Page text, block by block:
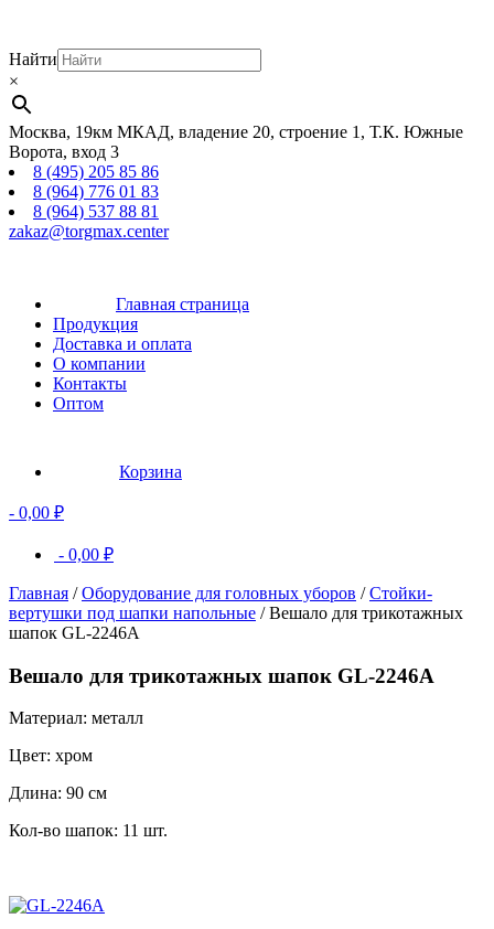
Найти
×
Москва, 19км МКАД, владение 20, строение 1, Т.К. Южные
Ворота, вход 3
8 (495) 205 85 86
8 (964) 776 01 83
8 (964) 537 88 81
zakaz@torgmax.center
Главная страница
Продукция
Доставка и оплата
О компании
Контакты
Оптом
Корзина
- 0,00 ₽
- 0,00 ₽
Главная /Оборудование для головных уборов /Стойки-
вертушки под шапки напольные / Вешало для трикотажных
шапок GL-2246A
Вешало для трикотажных шапок GL-2246A
Материал: металл
Цвет: хром
Длина: 90 см
Кол-во шапок: 11 шт.